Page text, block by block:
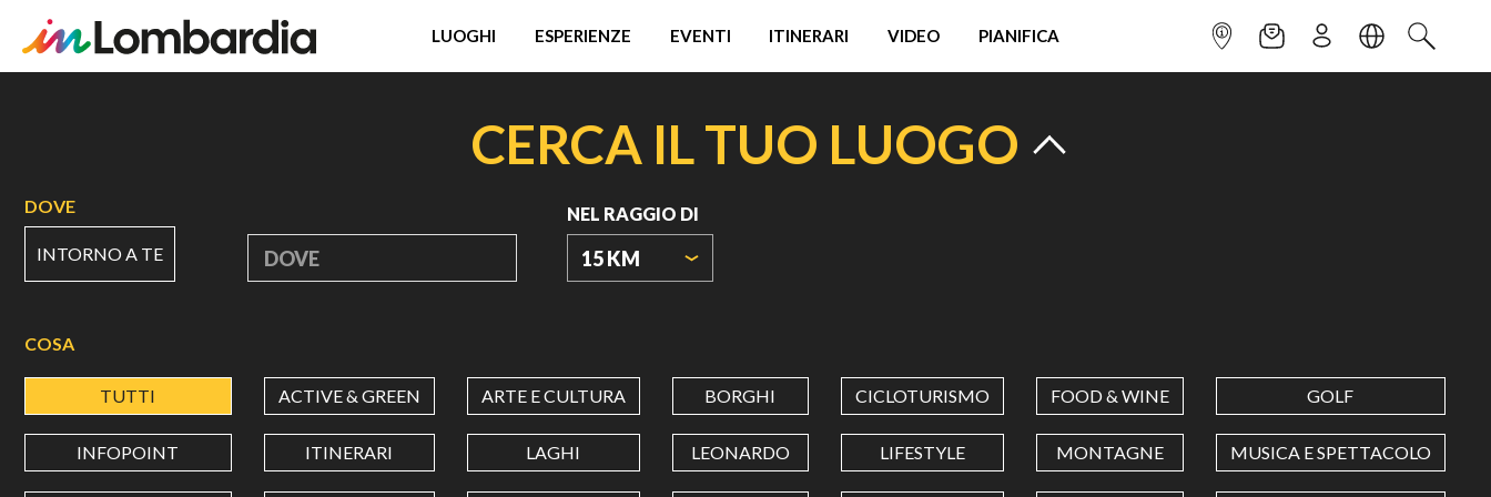
LUOGHI ESPERIENZE EVENTI ITINERARI VIDEO PIANIFICA INFOPOINTNEWSLETTER
ISCRIVITILINGUACERCA
CERCA IL TUO LUOGO
DOVE
INTORNO A TE DOVE
NEL RAGGIO DI
15 KM
COSA
TUTTI ACTIVE & GREEN ARTE E CULTURA BORGHI CICLOTURISMO FOOD & WINE GOLF
INFOPOINT ITINERARI LAGHI LEONARDO LIFESTYLE MONTAGNE MUSICA E SPETTACOLO